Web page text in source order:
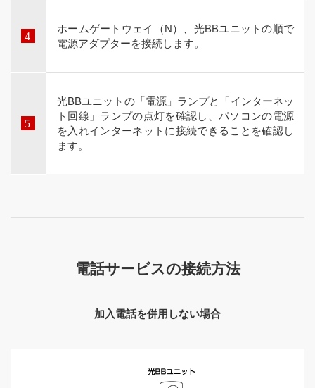
ホームゲートウェイ（N）、光BBユニットの順で
電源アダプターを接続します。
光BBユニットの「電源」ランプと「インターネッ
ト回線」ランプの点灯を確認し、パソコンの電源
を入れインターネットに接続できることを確認し
ます。
電話サービスの接続方法
加入電話を併用しない場合